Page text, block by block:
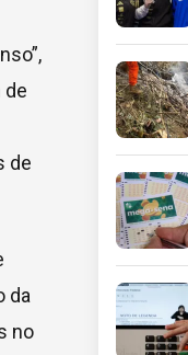
de
de
da
no